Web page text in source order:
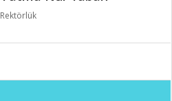
Rektörlük